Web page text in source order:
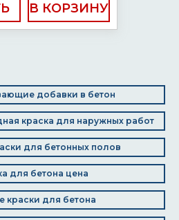
добавки в бетон
краска для наружных работ
для бетонных полов
для бетона цена
краски для бетона